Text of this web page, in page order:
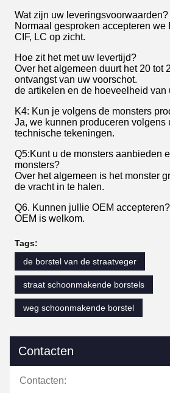
Wat zijn uw leveringsvoorwaarden?
Normaal gesproken accepteren we
CIF, LC op zicht.
Hoe zit het met uw levertijd?
Over het algemeen duurt het 20 tot
ontvangst van uw voorschot.
de artikelen en de hoeveelheid van
K4: Kun je volgens de monsters
Ja, we kunnen produceren volgens
technische tekeningen.
Q5:Kunt u de monsters aanbieden
monsters?
Over het algemeen is het monster
de vracht in te halen.
Q6. Kunnen jullie OEM accepteren?
OEM is welkom.
Tags:
de borstel van de straatveger
straat schoonmakende borstels
weg schoonmakende borstel
Contacten
Contacten: